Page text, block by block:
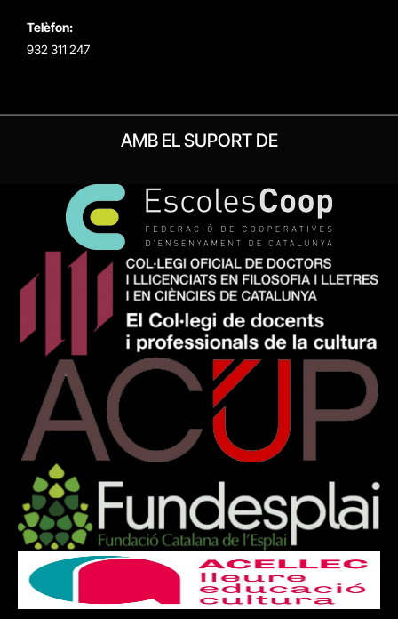
Telèfon:
932 311 247
AMB EL SUPORT DE